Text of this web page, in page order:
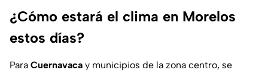
¿Cómo estará el clima en Morelos
estos días?
Para Cuernavaca y municipios de la zona centro, se